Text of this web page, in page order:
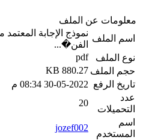
معلومات عن الملف
اسم الملف
نموذج الإجابة المعتمد
الفن�...
نوع الملف
pdf
حجم الملف 880.27 KB
تاريخ الرفع 30-05-2022 08:34 م
عدد
التحميلات
20
اسم
المستخدم
jozef002